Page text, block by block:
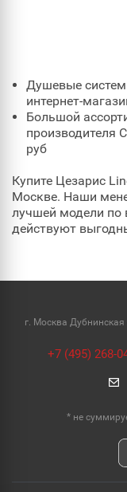
Душевые
интернет-
Большой
производителя
руб
Купите Цезарис
Москве. Наши
лучшей модели по
действуют
г. Москва
+7 (495) 268-
* не